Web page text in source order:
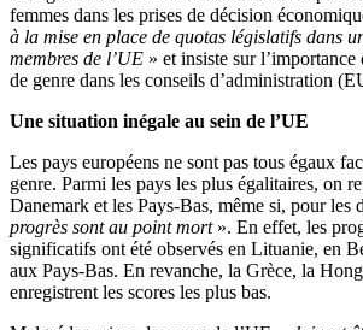
femmes dans les prises de décision
à la mise en place de quotas législatifs dans
membres de l’UE » et insiste sur
de genre dans les conseils d’administration
Une situation inégale au sein de l’UE
Les pays européens ne sont pas tous égaux
genre. Parmi les pays les plus égalitaires, on
Danemark et les Pays-Bas, même si, pour les
progrès sont au point mort ». En effet, les
significatifs ont été observés en Lituanie, en
aux Pays-Bas. En revanche, la Grèce, la
enregistrent les scores les plus bas.